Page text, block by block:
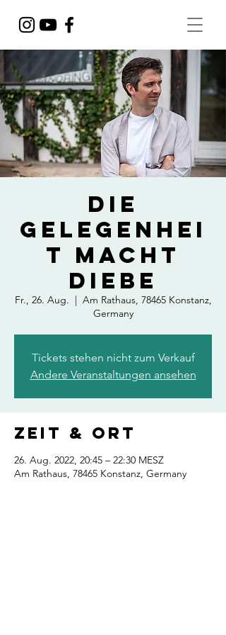
Die
Gelegenhei
t macht
Diebe
Fr., 26. Aug.
  |
Am Rathaus, 78465 Konstanz,
Germany
Tickets stehen nicht zum Verkauf
Andere Veranstaltungen ansehen
Zeit & Ort
26. Aug. 2022, 20:45 – 22:30 MESZ
Am Rathaus, 78465 Konstanz, Germany